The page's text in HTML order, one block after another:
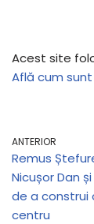
Acest site
Află cum
ANTERIOR
Remus
Nicușor Dan
de a construi
centru